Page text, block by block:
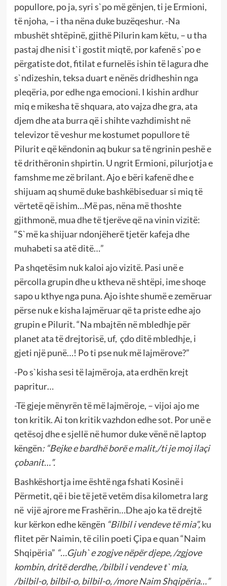
popullore, po ja, syri s`po më gënjen, ti je Ermioni,
të njoha, – i tha nëna duke buzëqeshur. -Na
mbushët shtëpinë, gjithë Pilurin kam këtu, – u tha
pastaj dhe nisi t`i gostit miqtë, por kafenë s`po e
përgatiste dot, fitilat e furnelës ishin të lagura dhe
s`ndizeshin, teksa duart e nënës dridheshin nga
pleqëria, por edhe nga emocioni. I kishin ardhur
miq e mikesha të shquara, ato vajza dhe gra, ata
djem dhe ata burra që i shihte vazhdimisht në
televizor të veshur me kostumet popullore të
Pilurit e që këndonin aq bukur sa të ngrinin peshë e
të drithëronin shpirtin. U ngrit Ermioni, pilurjotja e
famshme me zë brilant. Ajo e bëri kafenë dhe e
shijuam aq shumë duke bashkëbiseduar si miq të
vërtetë që ishim…Më pas, nëna më thoshte
gjithmonë, mua dhe të tjerëve që na vinin vizitë:
“S`më ka shijuar ndonjëherë tjetër kafeja dhe
muhabeti sa atë ditë…”
Pa shqetësim nuk kaloi ajo vizitë. Pasi unë e
përcolla grupin dhe u ktheva në shtëpi, ime shoqe
sapo u kthye nga puna. Ajo ishte shumë e zemëruar
përse nuk e kisha lajmëruar që ta priste edhe ajo
grupin e Pilurit. “Na mbajtën në mbledhje për
planet ata të drejtorisë, uf, çdo ditë mbledhje, i
gjeti një punë…! Po ti pse nuk më lajmërove?”
-Po s`kisha sesi të lajmëroja, ata erdhën krejt
papritur…
-Të gjeje mënyrën të më lajmëroje, – vijoi ajo me
ton kritik. Ai ton kritik vazhdon edhe sot. Por unë e
qetësoj dhe e sjellë në humor duke vënë në laptop
këngën: “Bejke e bardhë borë e malit,/ti je moj ilaçi
çobanit…”.
Bashkëshortja ime është nga fshati Kosinë i
Përmetit, që i bie të jetë vetëm disa kilometra larg
në vijë ajrore me Frashërin…Dhe ajo ka të drejtë
kur kërkon edhe këngën “Bilbil i vendeve të mia”,ku
flitet për Naimin, të cilin poeti Çipa e quan “Naim
Shqipëria” “…Gjuh` e zogjve nëpër djepe, /zgjove
kombin, dritë derdhe, /bilbil i vendeve t` mia,
/bilbil-o, bilbil-o, bilbil-o, /more Naim Shqipëria…”